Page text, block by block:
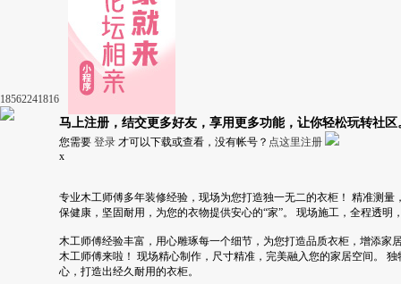
18562241816
马上注册，结交更多好友，享用更多功能，让你轻松玩转社区
您需要 登录 才可以下载或查看，没有帐号？ 点这里注册
x
专业木工师傅多年装修经验，现场为您打造独一无二的衣柜！ 精准测
保健康，坚固耐用，为您的衣物提供安心的“家”。 现场施工，全程透明
木工师傅经验丰富，用心雕琢每一个细节，为您打造品质衣柜，增添
木工师傅来啦！ 现场精心制作，尺寸精准，完美融入您的家居空间。
心，打造出经久耐用的衣柜。